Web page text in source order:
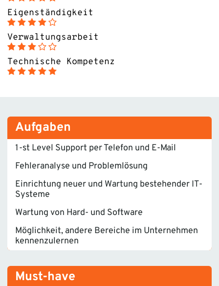
Eigenständigkeit
Verwaltungsarbeit
Technische Kompetenz
Aufgaben
1-st Level Support per Telefon und E-Mail
Fehleranalyse und Problemlösung
Einrichtung neuer und Wartung bestehender IT-
Systeme
Wartung von Hard- und Software
Möglichkeit, andere Bereiche im Unternehmen
kennenzulernen
Must-have